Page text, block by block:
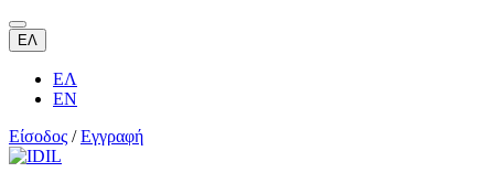
ΕΛ
ΕΛ
EN
Είσοδος /Εγγραφή